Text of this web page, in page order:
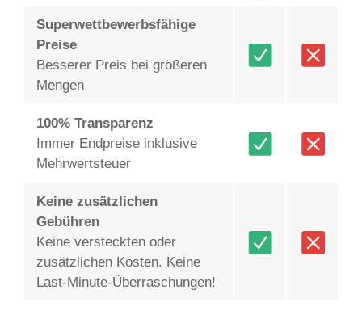
Superwettbewerbsfähige
Preise
Besserer Preis bei größeren
Mengen
100% Transparenz
Immer Endpreise inklusive
Mehrwertsteuer
Keine zusätzlichen
Gebühren
Keine versteckten oder
zusätzlichen Kosten. Keine
Last-Minute-Überraschungen!